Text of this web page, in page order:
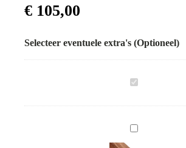
Oorspronkelijke
prijs
was:
€ 105,00
prijs
is:
€ 105,00.
Selecteer eventuele extra's (Optioneel)
Bamboe
natural
Hardhout